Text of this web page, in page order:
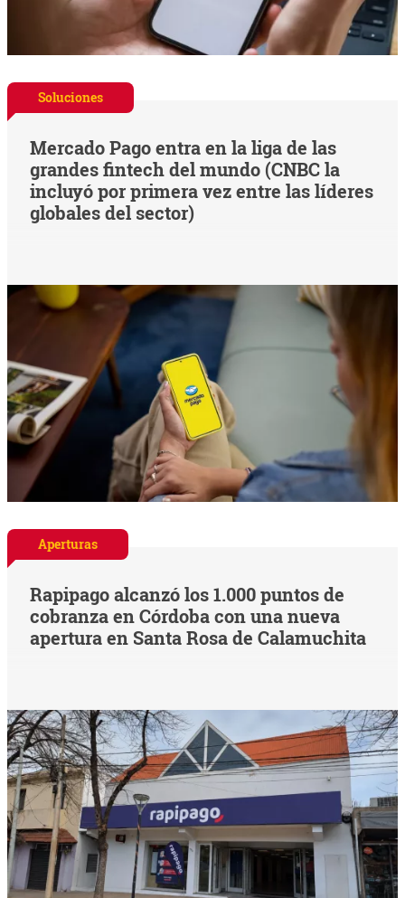
Soluciones
Mercado Pago entra en la liga de las
grandes fintech del mundo (CNBC la
incluyó por primera vez entre las líderes
globales del sector)
Aperturas
Rapipago alcanzó los 1.000 puntos de
cobranza en Córdoba con una nueva
apertura en Santa Rosa de Calamuchita